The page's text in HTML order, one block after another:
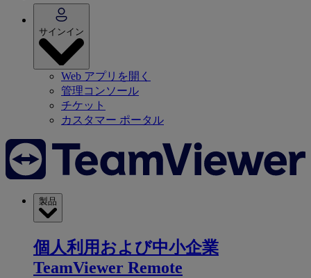
サインイン
Web アプリを開く
管理コンソール
チケット
カスタマー ポータル
製品
個人利用および中小企業
TeamViewer Remote